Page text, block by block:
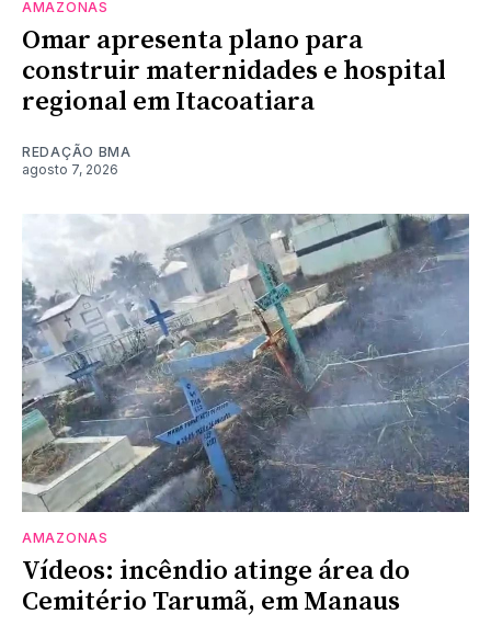
AMAZONAS
Omar apresenta plano para
construir maternidades e hospital
regional em Itacoatiara
REDAÇÃO BMA
agosto 7, 2026
AMAZONAS
Vídeos: incêndio atinge área do
Cemitério Tarumã, em Manaus